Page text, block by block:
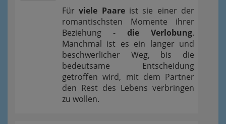
Fürviele Paareist sie einer der
romantischsten Momente ihrer
Beziehung - die Verlobung.
Manchmal ist es ein langer und
beschwerlicher Weg, bis die
bedeutsame Entscheidung
getroffen wird, mit dem Partner
den Rest des Lebens verbringen
zu wollen.